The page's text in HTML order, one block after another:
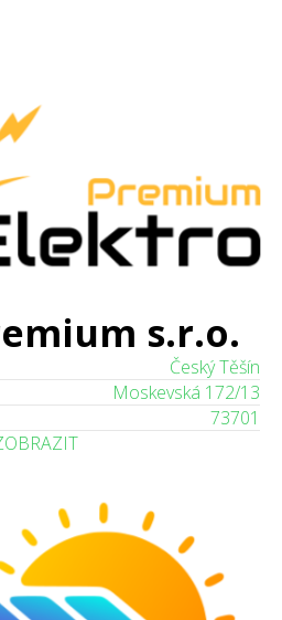
s.r.o.
Český Těšín
Moskevská 172/13
73701